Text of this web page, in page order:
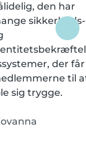
den har
sikkerheds-
der får
til
sig trygge.